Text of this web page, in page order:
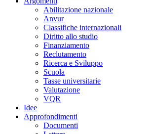
Abilitazione nazionale
Anvur
Classifiche internazionali
Diritto allo studio
Finanziamento
Reclutamento
Ricerca e Sviluppo
Scuola
Tasse universitarie
Valutazione
VQR
Idee
Approfondimenti
Documenti